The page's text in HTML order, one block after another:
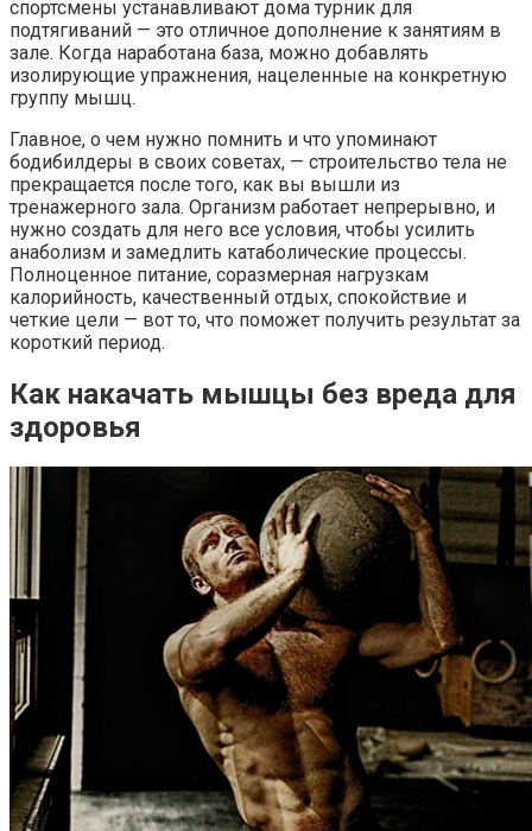
спортсмены устанавливают дома турник для
подтягиваний — это отличное дополнение к занятиям в
зале. Когда наработана база, можно добавлять
изолирующие упражнения, нацеленные на конкретную
группу мышц.
Главное, о чем нужно помнить и что упоминают
бодибилдеры в своих советах, — строительство тела не
прекращается после того, как вы вышли из
тренажерного зала. Организм работает непрерывно, и
нужно создать для него все условия, чтобы усилить
анаболизм и замедлить катаболические процессы.
Полноценное питание, соразмерная нагрузкам
калорийность, качественный отдых, спокойствие и
четкие цели — вот то, что поможет получить результат за
короткий период.
Как накачать мышцы без вреда для
здоровья